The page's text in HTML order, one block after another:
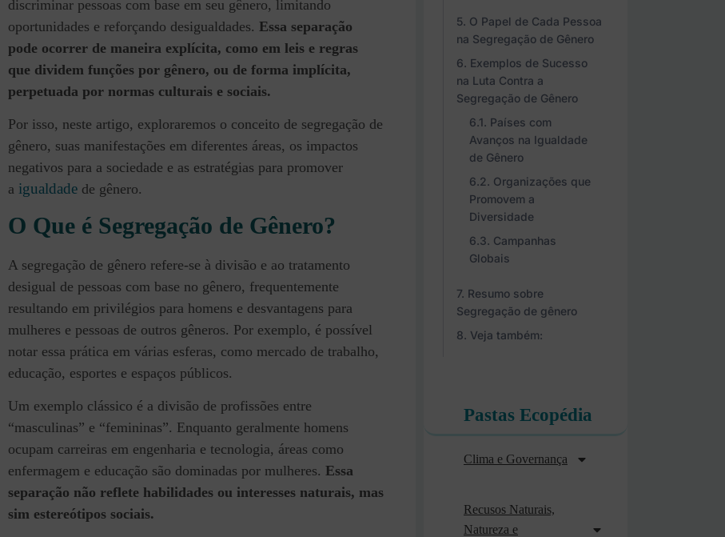
discriminar pessoas com base em seu gênero, limitando
oportunidades e reforçando desigualdades. Essa separação
pode ocorrer de maneira explícita, como em leis e regras
que dividem funções por gênero, ou de forma implícita,
perpetuada por normas culturais e sociais.
Por isso, neste artigo, exploraremos o conceito de segregação de
gênero, suas manifestações em diferentes áreas, os impactos
negativos para a sociedade e as estratégias para promover
a igualdade de gênero.
O Que é Segregação de Gênero?
A segregação de gênero refere-se à divisão e ao tratamento
desigual de pessoas com base no gênero, frequentemente
resultando em privilégios para homens e desvantagens para
mulheres e pessoas de outros gêneros. Por exemplo, é possível
notar essa prática em várias esferas, como mercado de trabalho,
educação, esportes e espaços públicos.
Um exemplo clássico é a divisão de profissões entre
“masculinas” e “femininas”. Enquanto geralmente homens
ocupam carreiras em engenharia e tecnologia, áreas como
enfermagem e educação são dominadas por mulheres. Essa
separação não reflete habilidades ou interesses naturais, mas
sim estereótipos sociais.
O Papel de Cada Pessoa
na Segregação de Gênero
Exemplos de Sucesso
na Luta Contra a
Segregação de Gênero
Países com
Avanços na Igualdade
de Gênero
Organizações que
Promovem a
Diversidade
Campanhas
Globais
Resumo sobre
Segregação de gênero
Veja também:
Pastas Ecopédia
Clima e Governança
Recusos Naturais,
Natureza e